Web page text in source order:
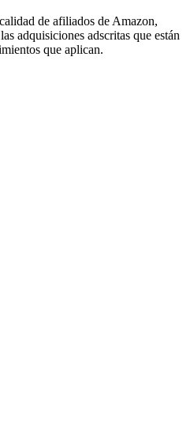
de afiliados de Amazon,
adquisiciones adscritas que están
que aplican.